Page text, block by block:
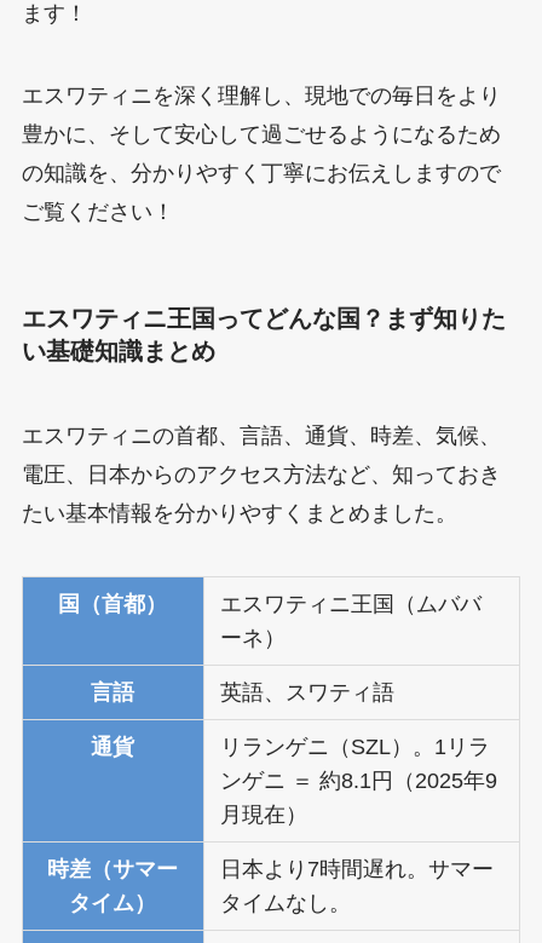
ます！
エスワティニを深く理解し、現地での毎日をより
豊かに、そして安心して過ごせるようになるため
の知識を、分かりやすく丁寧にお伝えしますので
ご覧ください！
エスワティニ王国ってどんな国？まず知りた
い基礎知識まとめ
エスワティニの首都、言語、通貨、時差、気候、
電圧、日本からのアクセス方法など、知っておき
たい基本情報を分かりやすくまとめました。
国（首都）
エスワティニ王国（ムババ
ーネ）
言語 英語、スワティ語
通貨
リランゲニ（SZL）。1リラ
ンゲニ ＝ 約8.1円（2025年9
月現在）
時差（サマー
タイム）
日本より7時間遅れ。サマー
タイムなし。